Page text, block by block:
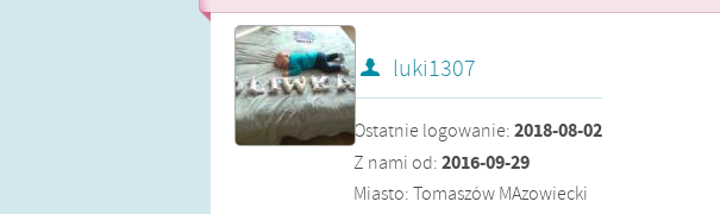
luki1307
Ostatnie logowanie: 2018-08-02
Z nami od: 2016-09-29
Miasto: Tomaszów MAzowiecki